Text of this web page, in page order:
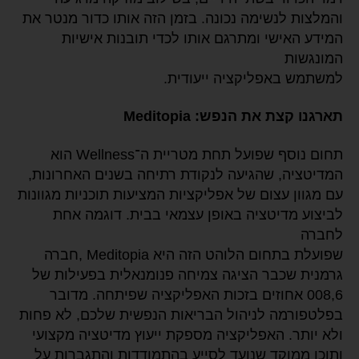
והמלצות לנשימה נכונה. בזמן הזה אותו כדור מנטר את
המידע האישי ומתרגם אותו לכדי תובנות אישיות
המונגשות
למשתמש באפליקציה ייעודית.
תארגנו קצת את הנפש: Meditopia
תחום נוסף שפועל תחת מטריית ה־Wellness הוא
המדיטציה, שהגיעה לנקודת רתיחה בשנים האחרונות,
עם מגוון עצום של אפליקציות המציעות תוכניות מגוונות
לביצוע מדיטציה באופן עצמאי בבית. דוגמה אחת
לחברה
שפועלת בתחום הלוהט הזה היא Meditopia ,חברה
גרמנית שכבר הציגה צמיחה פנומנאלית בפעילות של
008,6 אחוזים בזכות האפליקציה שפיתחה. מדובר
בפלטפורמה לניהול הבריאות הנפשית שלכם, לא פחות
ולא יותר. האפליקציה מספקת ייעוץ מדיטציה מקצועי
ותוכן ממוקד שנועד לסייע בהתמודדות והתגברות על